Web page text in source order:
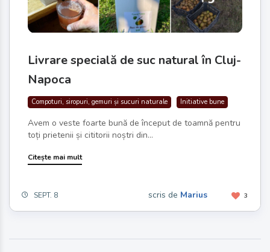
Livrare specială de suc natural în Cluj-
Napoca
Compoturi, siropuri, gemuri și sucuri naturale Initiative bune
Avem o veste foarte bună de început de toamnă pentru
toți prietenii și cititorii noștri din...
Citește mai mult
SEPT. 8 3
scris de Marius